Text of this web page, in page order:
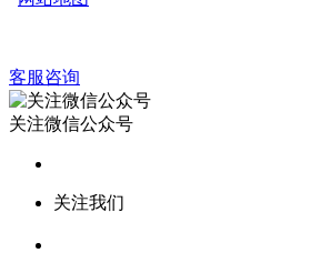
客服咨询
关注微信公众号
关注我们